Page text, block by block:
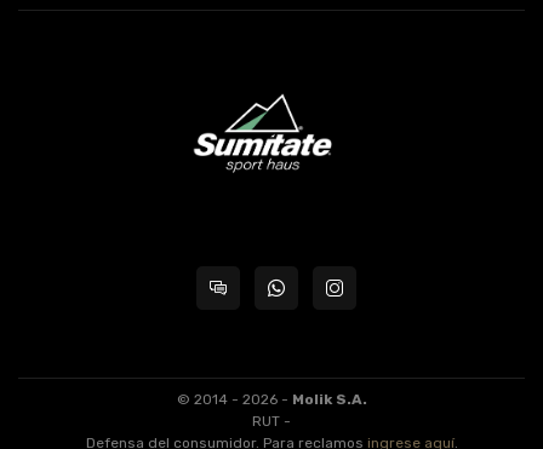
© 2014 - 2026 - Molik S.A.
RUT -
Defensa del consumidor. Para reclamos ingrese aquí.